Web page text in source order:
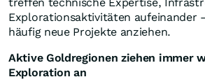
Explorationsaktivitäten aufeinander
häufig neue Projekte anziehen.
Aktive Goldregionen ziehen immer
Exploration an